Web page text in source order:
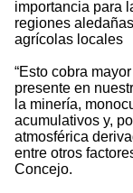
importancia para
regiones
agrícolas locales
“Esto cobra
presente en
la minería,
acumulativos y,
atmosférica
entre otros
Concejo.